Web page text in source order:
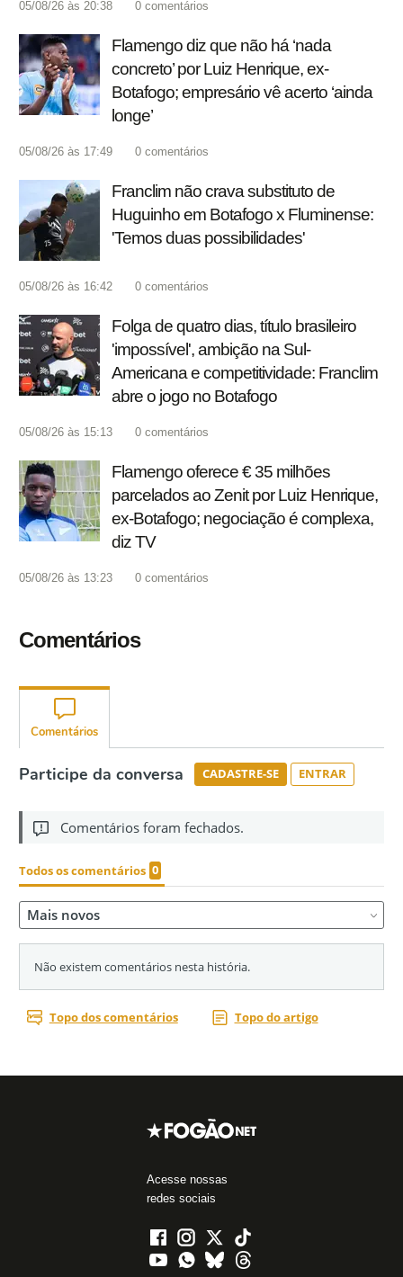
05/08/26 às 20:38 0 comentários
Flamengo diz que não há ‘nada
concreto’ por Luiz Henrique, ex-
Botafogo; empresário vê acerto ‘ainda
longe’
05/08/26 às 17:49 0 comentários
Franclim não crava substituto de
Huguinho em Botafogo x Fluminense:
'Temos duas possibilidades'
05/08/26 às 16:42 0 comentários
Folga de quatro dias, título brasileiro
'impossível', ambição na Sul-
Americana e competitividade: Franclim
abre o jogo no Botafogo
05/08/26 às 15:13 0 comentários
Flamengo oferece € 35 milhões
parcelados ao Zenit por Luiz Henrique,
ex-Botafogo; negociação é complexa,
diz TV
05/08/26 às 13:23 0 comentários
Comentários
Acesse nossas
redes sociais